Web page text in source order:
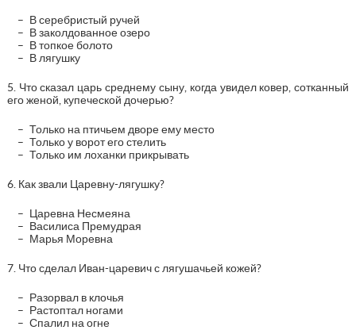
В серебристый ручей
В заколдованное озеро
В топкое болото
В лягушку
5. Что сказал царь среднему сыну, когда увидел ковер, сотканный
его женой, купеческой дочерью?
Только на птичьем дворе ему место
Только у ворот его стелить
Только им лоханки прикрывать
6. Как звали Царевну-лягушку?
Царевна Несмеяна
Василиса Премудрая
Марья Моревна
7. Что сделал Иван-царевич с лягушачьей кожей?
Разорвал в клочья
Растоптал ногами
Спалил на огне